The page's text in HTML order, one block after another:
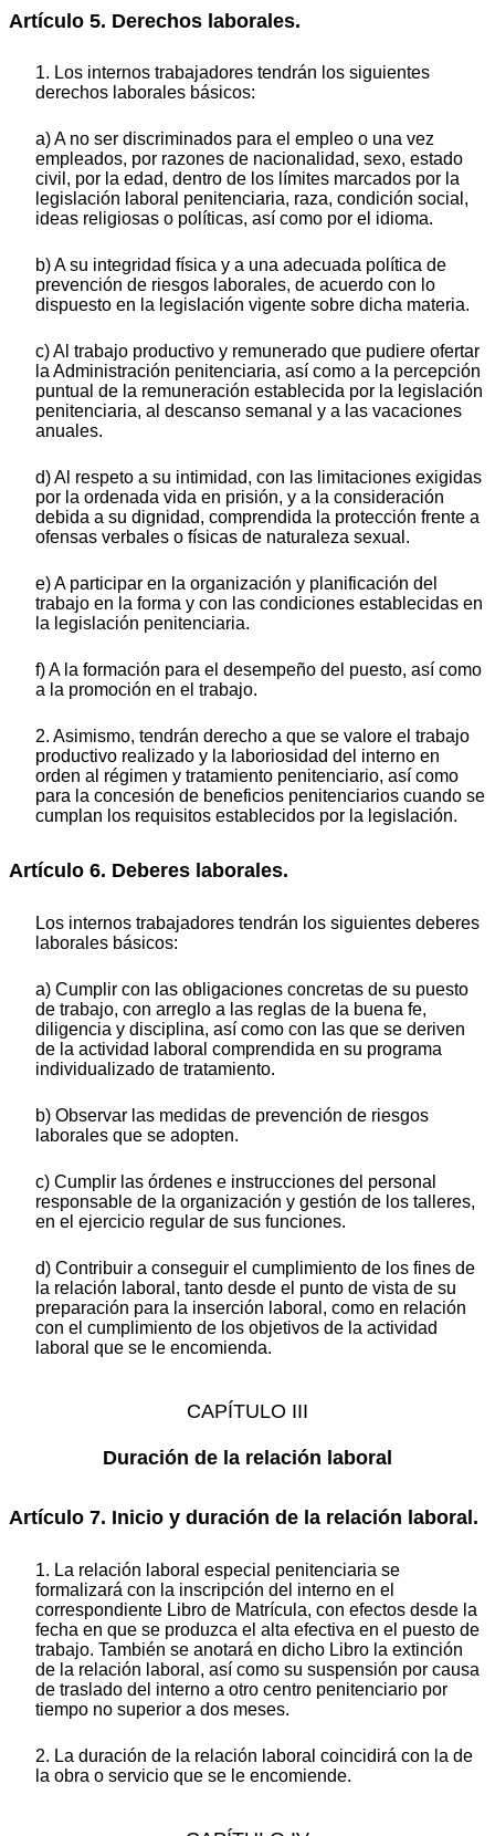
Artículo 5. Derechos laborales.
1. Los internos trabajadores tendrán los siguientes
derechos laborales básicos:
a) A no ser discriminados para el empleo o una vez
empleados, por razones de nacionalidad, sexo, estado
civil, por la edad, dentro de los límites marcados por la
legislación laboral penitenciaria, raza, condición social,
ideas religiosas o políticas, así como por el idioma.
b) A su integridad física y a una adecuada política de
prevención de riesgos laborales, de acuerdo con lo
dispuesto en la legislación vigente sobre dicha materia.
c) Al trabajo productivo y remunerado que pudiere ofertar
la Administración penitenciaria, así como a la percepción
puntual de la remuneración establecida por la legislación
penitenciaria, al descanso semanal y a las vacaciones
anuales.
d) Al respeto a su intimidad, con las limitaciones exigidas
por la ordenada vida en prisión, y a la consideración
debida a su dignidad, comprendida la protección frente a
ofensas verbales o físicas de naturaleza sexual.
e) A participar en la organización y planificación del
trabajo en la forma y con las condiciones establecidas en
la legislación penitenciaria.
f) A la formación para el desempeño del puesto, así como
a la promoción en el trabajo.
2. Asimismo, tendrán derecho a que se valore el trabajo
productivo realizado y la laboriosidad del interno en
orden al régimen y tratamiento penitenciario, así como
para la concesión de beneficios penitenciarios cuando se
cumplan los requisitos establecidos por la legislación.
Artículo 6. Deberes laborales.
Los internos trabajadores tendrán los siguientes deberes
laborales básicos:
a) Cumplir con las obligaciones concretas de su puesto
de trabajo, con arreglo a las reglas de la buena fe,
diligencia y disciplina, así como con las que se deriven
de la actividad laboral comprendida en su programa
individualizado de tratamiento.
b) Observar las medidas de prevención de riesgos
laborales que se adopten.
c) Cumplir las órdenes e instrucciones del personal
responsable de la organización y gestión de los talleres,
en el ejercicio regular de sus funciones.
d) Contribuir a conseguir el cumplimiento de los fines de
la relación laboral, tanto desde el punto de vista de su
preparación para la inserción laboral, como en relación
con el cumplimiento de los objetivos de la actividad
laboral que se le encomienda.
CAPÍTULO III
Duración de la relación laboral
Artículo 7. Inicio y duración de la relación laboral.
1. La relación laboral especial penitenciaria se
formalizará con la inscripción del interno en el
correspondiente Libro de Matrícula, con efectos desde la
fecha en que se produzca el alta efectiva en el puesto de
trabajo. También se anotará en dicho Libro la extinción
de la relación laboral, así como su suspensión por causa
de traslado del interno a otro centro penitenciario por
tiempo no superior a dos meses.
2. La duración de la relación laboral coincidirá con la de
la obra o servicio que se le encomiende.